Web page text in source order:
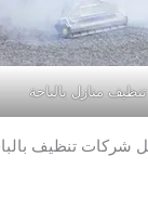
تنظيف منازل بالباحة